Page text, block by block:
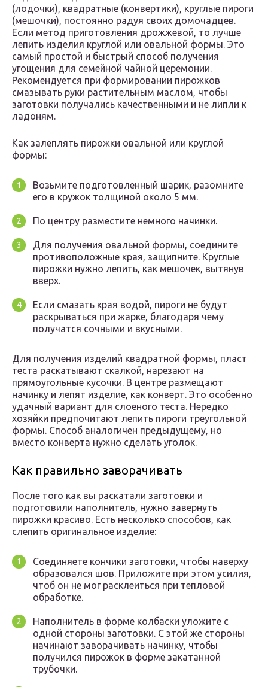
(лодочки), квадратные (конвертики), круглые пироги
(мешочки), постоянно радуя своих домочадцев.
Если метод приготовления дрожжевой, то лучше
лепить изделия круглой или овальной формы. Это
самый простой и быстрый способ получения
угощения для семейной чайной церемонии.
Рекомендуется при формировании пирожков
смазывать руки растительным маслом, чтобы
заготовки получались качественными и не липли к
ладоням.
Как залеплять пирожки овальной или круглой
формы:
Возьмите подготовленный шарик, разомните
его в кружок толщиной около 5 мм.
По центру разместите немного начинки.
Для получения овальной формы, соедините
противоположные края, защипните. Круглые
пирожки нужно лепить, как мешочек, вытянув
вверх.
Если смазать края водой, пироги не будут
раскрываться при жарке, благодаря чему
получатся сочными и вкусными.
Для получения изделий квадратной формы, пласт
теста раскатывают скалкой, нарезают на
прямоугольные кусочки. В центре размещают
начинку и лепят изделие, как конверт. Это особенно
удачный вариант для слоеного теста. Нередко
хозяйки предпочитают лепить пироги треугольной
формы. Способ аналогичен предыдущему, но
вместо конверта нужно сделать уголок.
Как правильно заворачивать
После того как вы раскатали заготовки и
подготовили наполнитель, нужно завернуть
пирожки красиво. Есть несколько способов, как
слепить оригинальное изделие:
Соединяете кончики заготовки, чтобы наверху
образовался шов. Приложите при этом усилия,
чтоб он не мог расклеиться при тепловой
обработке.
Наполнитель в форме колбаски уложите с
одной стороны заготовки. С этой же стороны
начинают заворачивать начинку, чтобы
получился пирожок в форме закатанной
трубочки.